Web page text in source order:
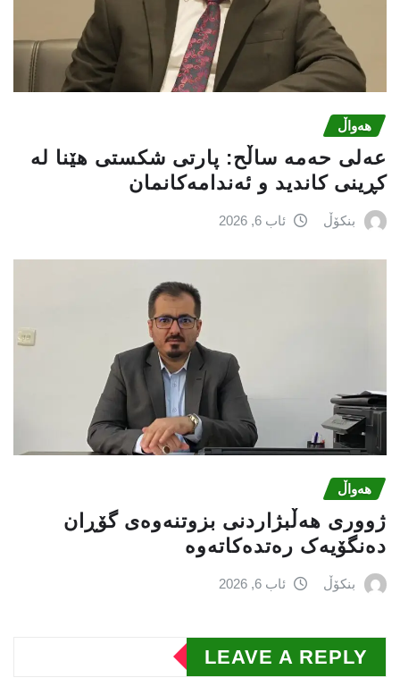
هەواڵ
عه‌لی‌ حه‌مه‌ ساڵح: پارتی‌ شكستی‌ هێنا له‌
كڕینی‌ كاندید و ئه‌ندامه‌كانمان
بنکۆڵ ئاب 6, 2026
هەواڵ
ژووری هەڵبژاردنی بزوتنەوەى گۆڕان
دەنگۆیەک رەتدەکاتەوە
بنکۆڵ ئاب 6, 2026
LEAVE A REPLY